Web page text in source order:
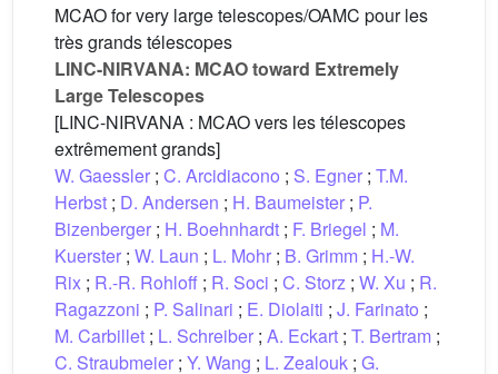
MCAO for very large telescopes/OAMC pour les
très grands télescopes
LINC-NIRVANA: MCAO toward Extremely
Large Telescopes
[LINC-NIRVANA : MCAO vers les télescopes
extrêmement grands]
W. Gaessler ; C. Arcidiacono ; S. Egner ; T.M.
Herbst ; D. Andersen ; H. Baumeister ; P.
Bizenberger ; H. Boehnhardt ; F. Briegel ; M.
Kuerster ; W. Laun ; L. Mohr ; B. Grimm ; H.-W.
Rix ; R.-R. Rohloff ; R. Soci ; C. Storz ; W. Xu ; R.
Ragazzoni ; P. Salinari ; E. Diolaiti ; J. Farinato ;
M. Carbillet ; L. Schreiber ; A. Eckart ; T. Bertram ;
C. Straubmeier ; Y. Wang ; L. Zealouk ; G.